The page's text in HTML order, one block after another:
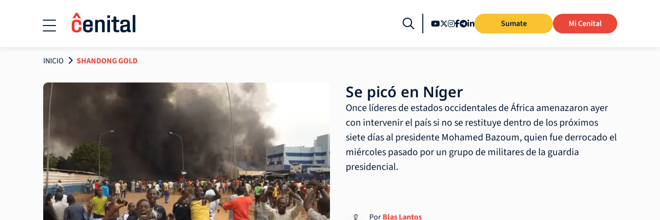
Sumate Mi Cenital
INICIO SHANDONG GOLD
Se picó en Níger
Once líderes de estados occidentales de África amenazaron ayer
con intervenir el país si no se restituye dentro de los próximos
siete días al presidente Mohamed Bazoum, quien fue derrocado el
miércoles pasado por un grupo de militares de la guardia
presidencial.
PorBlas Lantos